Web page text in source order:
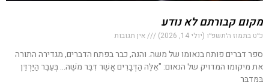
מקום קבורתם לא נודע
כ״ט בתמוז ה׳תשפ״ו (יולי 14, 2026) אין תגובות
ספר דברים פותח בנאומו של משה. והנה, כבר בפתח הדברים, מגדירה התורה
את מיקומו המדויק של הנאום: "אֵלֶּה הַדְּבָרִים אֲשֶׁר דִּבֶּר מֹשֶׁה… בְּעֵבֶר הַיַּרְדֵּן
בַּמִּדְבָּר